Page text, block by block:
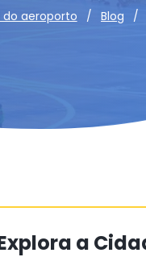
do aeroporto Blog
a